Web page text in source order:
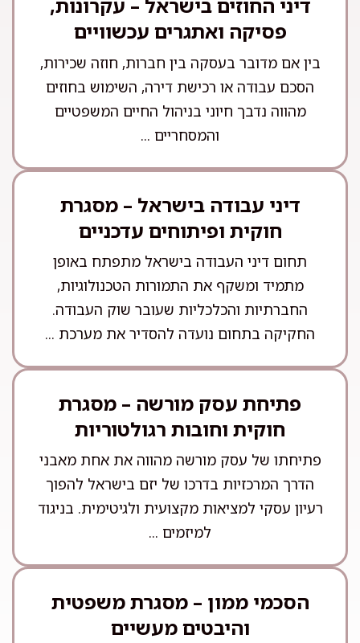
דיני החוזים בישראל – עקרונות,
פסיקה ואתגרים עכשוויים
בין אם מדובר בעסקה בין חברות, חוזה שכירות,
הסכם עבודה או רכישת דירה, השימוש בחוזים
מהווה נדבך חיוני בניהול החיים המשפטיים
והמסחריים ...
דיני עבודה בישראל – מסגרת
חוקית ופיתוחים עדכניים
תחום דיני העבודה בישראל מתפתח באופן
מתמיד ומשקף את התמורות הטכנולוגיות,
החברתיות והכלכליות שעובר שוק העבודה.
החקיקה בתחום נועדה להסדיר את מערכת ...
פתיחת עסק מורשה – מסגרת
חוקית וחובות רגולטוריות
פתיחתו של עסק מורשה מהווה את אחת מאבני
הדרך המרכזיות בדרכו של יזם בישראל להפוך
רעיון עסקי למציאות מקצועית ולגיטימית. בניגוד
למיזמים ...
הסכמי ממון – מסגרת משפטית
והיבטים מעשיים